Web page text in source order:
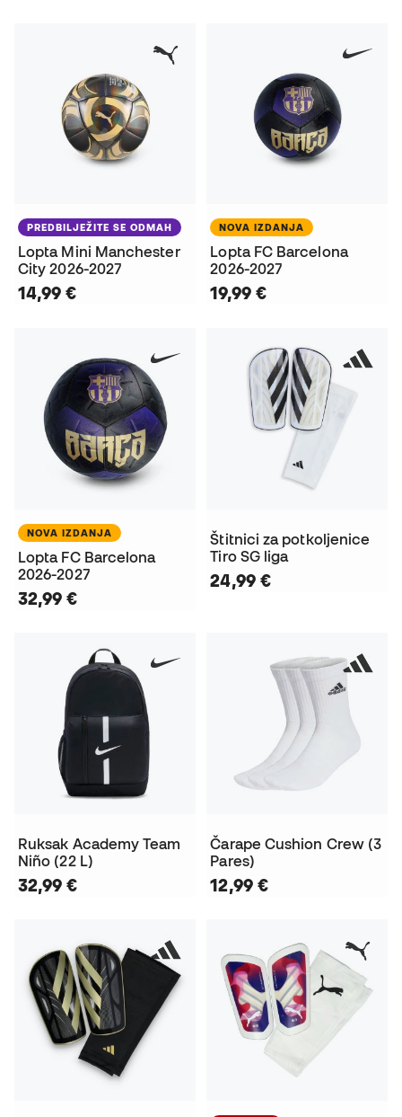
PREDBILJEŽITE SE ODMAH
Lopta Mini Manchester
City 2026-2027
14,99 €
NOVA IZDANJA
Lopta FC Barcelona
2026-2027
19,99 €
NOVA IZDANJA
Lopta FC Barcelona
2026-2027
32,99 €
Štitnici za potkoljenice
Tiro SG liga
24,99 €
Ruksak Academy Team
Niño (22 L)
32,99 €
Čarape Cushion Crew (3
Pares)
12,99 €